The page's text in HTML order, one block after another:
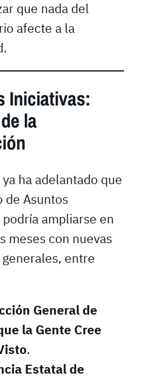
que nada del
afecte a la
Iniciativas:
la
ha adelantado que
de Asuntos
ampliarse en
meses con nuevas
entre
General de
la Gente Cree
.
Estatal de